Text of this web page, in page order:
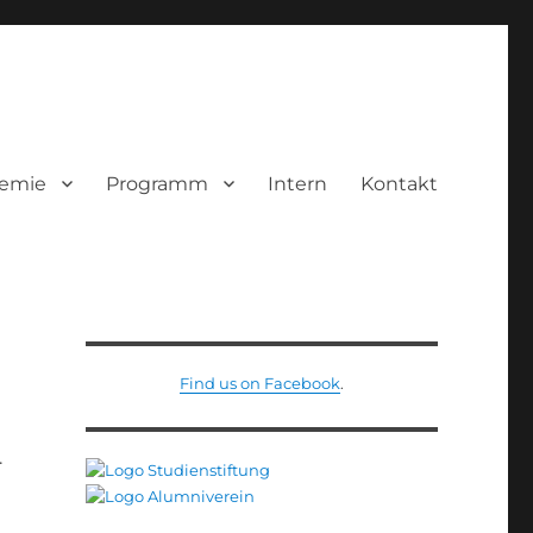
Programm Intern Kontakt
Find us on Facebook.